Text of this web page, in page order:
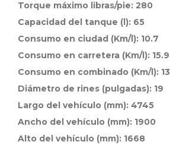
Torque máximo libras/pie: 280
Capacidad del tanque (l): 65
Consumo en ciudad (Km/l): 10.7
Consumo en carretera (Km/l): 15.9
Consumo en combinado (Km/l): 13
Diámetro de rines (pulgadas): 19
Largo del vehículo (mm): 4745
Ancho del vehículo (mm): 1900
Alto del vehículo (mm): 1668